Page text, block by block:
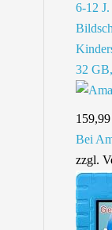
6-12
32
Bei
zzgl.